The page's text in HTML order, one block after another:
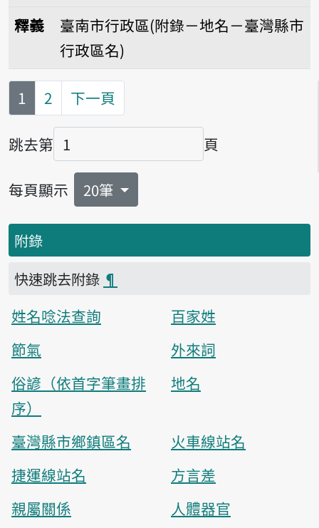
釋義
臺南市行政區(附錄－地名－臺灣縣市
行政區名)
第
1 2 下一頁
跳去第
頁碼
頁
每頁顯示 20筆
附錄
快速跳去附錄 ¶
姓名唸法查詢
百家姓
節氣
外來詞
俗諺（依首字筆畫排
序）
地名
臺灣縣市鄉鎮區名
火車線站名
捷運線站名
方言差
親屬關係
人體器官